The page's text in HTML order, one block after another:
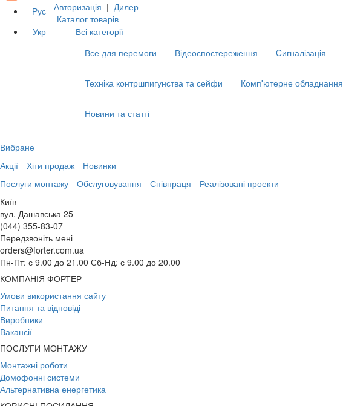
Рус
Укр
Авторизація | Дилер
Каталог товарів
Всі категорії
Все для перемоги
Відеоспостереження Cигналізація
Техніка контршпигунства та сейфи Комп'ютерне обладнання
Новини та статті
Вибране
Акції
Хіти продаж
Новинки
Послуги монтажу
Обслуговування Співпраця
Реалізовані проекти
Київ
вул. Дашавська 25
(044) 355-83-07
Передзвоніть мені
orders@forter.com.ua
Пн-Пт: с 9.00 до 21.00 Сб-Нд: с 9.00 до 20.00
КОМПАНІЯ ФОРТЕР
Умови використання сайту
Питання та відповіді
Виробники
Вакансії
ПОСЛУГИ МОНТАЖУ
Монтажні роботи
Домофонні системи
Альтернативна енергетика